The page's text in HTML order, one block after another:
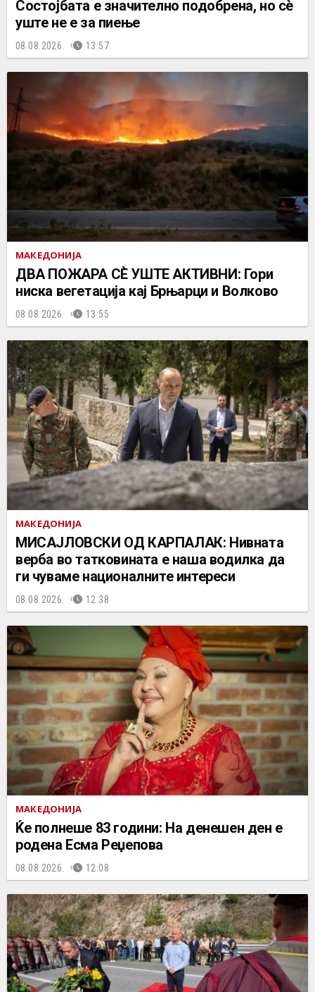
Состојбата е значително подобрена, но сè
уште не е за пиење
08.08.2026. 13:57
МАКЕДОНИЈА
ДВА ПОЖАРА СÈ УШТЕ АКТИВНИ: Гори
ниска вегетација кај Брњарци и Волково
08.08.2026. 13:55
МАКЕДОНИЈА
МИСАЈЛОВСКИ ОД КАРПАЛАК: Нивната
верба во татковината е наша водилка да
ги чуваме националните интереси
08.08.2026. 12:38
МАКЕДОНИЈА
Ќе полнеше 83 години: На денешен ден е
родена Есма Реџепова
08.08.2026. 12:08